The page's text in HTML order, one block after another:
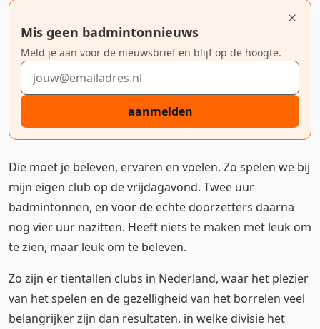
Mis geen badmintonnieuws
Meld je aan voor de nieuwsbrief en blijf op de hoogte.
E-mailadres
aanmelden
Die moet je beleven, ervaren en voelen. Zo spelen we bij
mijn eigen club op de vrijdagavond. Twee uur
badmintonnen, en voor de echte doorzetters daarna
nog vier uur nazitten. Heeft niets te maken met leuk om
te zien, maar leuk om te beleven.
Zo zijn er tientallen clubs in Nederland, waar het plezier
van het spelen en de gezelligheid van het borrelen veel
belangrijker zijn dan resultaten, in welke divisie het